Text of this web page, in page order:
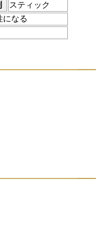
スティック
になる